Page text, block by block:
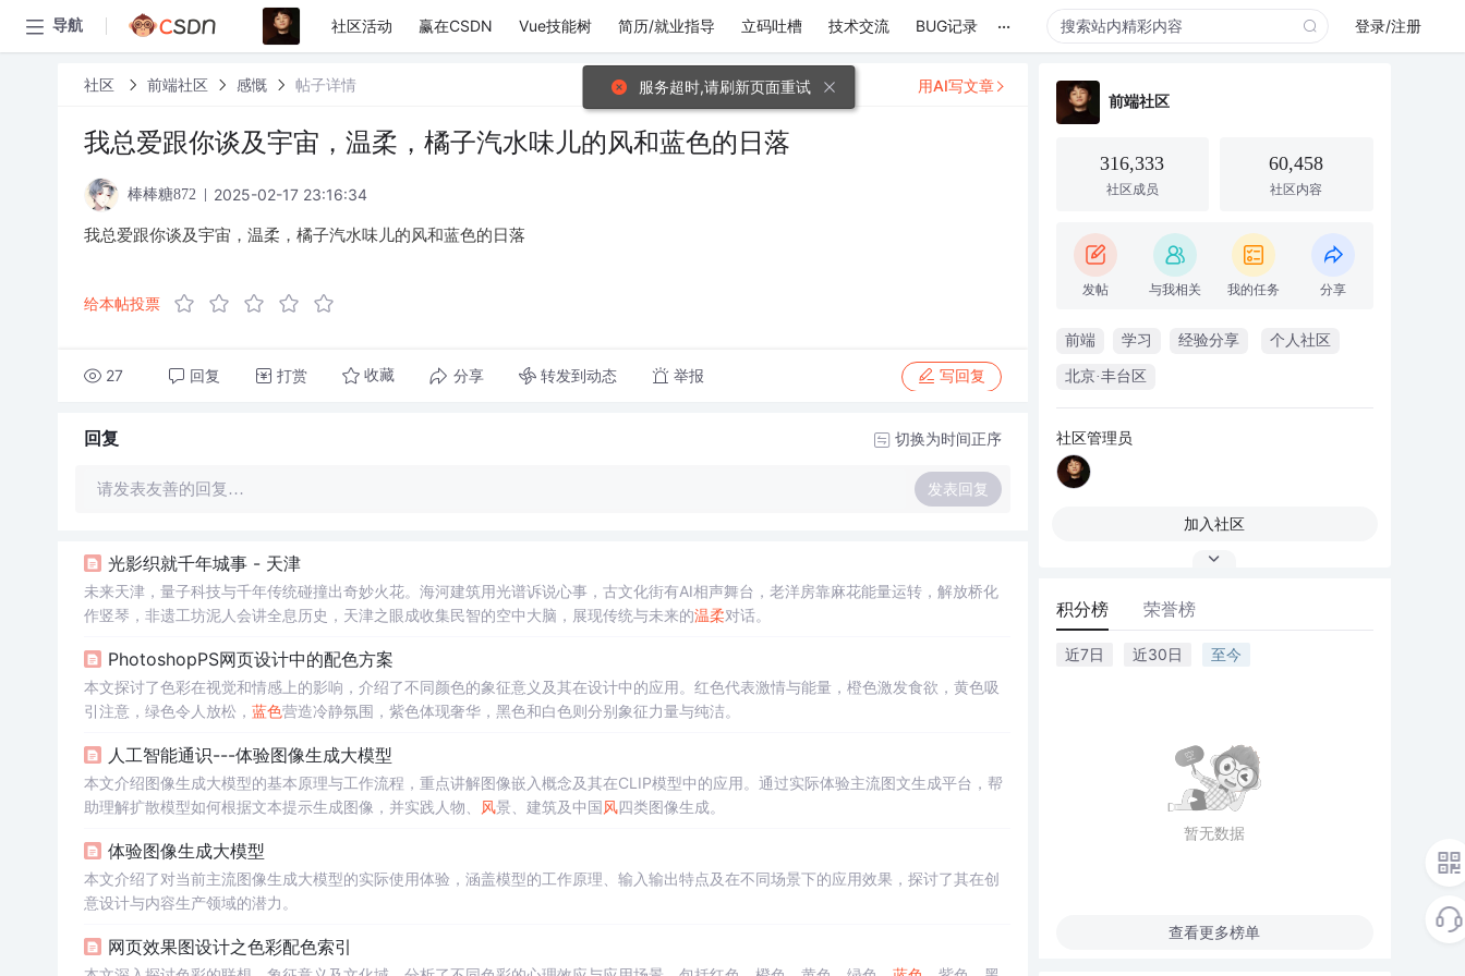
导航 社区活动 赢在CSDN Vue技能树 简历/就业指导 立码吐槽 技术交流 BUG记录 ... 登录/注册
社区 前端社区 感慨 帖子详情
我总爱跟你谈及宇宙，温柔，橘子汽水味儿的风和蓝色的日落
棒棒糖872 2025-02-17 23:16:34
我总爱跟你谈及宇宙，温柔，橘子汽水味儿的风和蓝色的日落
给本帖投票
27 回复 打赏 收藏 分享 转发到动态 举报 写回复
用AI写文章
回复 切换为时间正序
请发表友善的回复… 发表回复
光影织就千年城事 - 天津
未来天津，量子科技与千年传统碰撞出奇妙火花。海河建筑用光谱诉说心事，古文化街有AI相声舞台，老洋房靠麻花能量运转，解放桥化
作竖琴，非遗工坊泥人会讲全息历史，天津之眼成收集民智的空中大脑，展现传统与未来的温柔对话。
PhotoshopPS网页设计中的配色方案
本文探讨了色彩在视觉和情感上的影响，介绍了不同颜色的象征意义及其在设计中的应用。红色代表激情与能量，橙色激发食欲，黄色吸
引注意，绿色令人放松， 蓝色营造冷静氛围，紫色体现奢华，黑色和白色则分别象征力量与纯洁。
人工智能通识---体验图像生成大模型
本文介绍图像生成大模型的基本原理与工作流程，重点讲解图像嵌入概念及其在CLIP模型中的应用。通过实际体验主流图文生成平台，帮
助理解扩散模型如何根据文本提示生成图像，并实践人物、
风景、建筑及中国风四类图像生成。
体验图像生成大模型
本文介绍了对当前主流图像生成大模型的实际使用体验，涵盖模型的工作原理、输入输出特点及在不同场景下的应用效果，探讨了其在创
意设计与内容生产领域的潜力。
网页效果图设计之色彩配色索引
前端社区
316,333
社区成员
60,458
社区内容
发帖 与我相关 我的任务 分享
前端 学习 经验分享 个人社区
北京·丰台区
社区管理员
加入社区
积分榜 荣誉榜
近7日 近30日 至今
暂无数据
查看更多榜单
服务超时,请刷新页面重试